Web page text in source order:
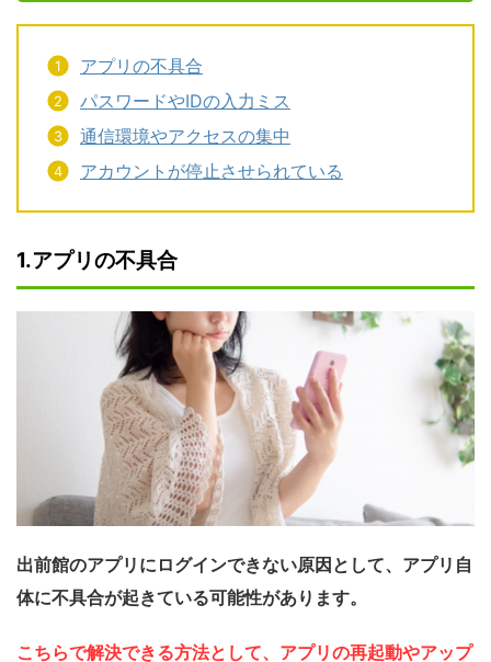
アプリの不具合
パスワードやIDの入力ミス
通信環境やアクセスの集中
アカウントが停止させられている
1.アプリの不具合
出前館のアプリにログインできない原因として、アプリ自
体に不具合が起きている可能性があります。
こちらで解決できる方法として、アプリの再起動やアップ